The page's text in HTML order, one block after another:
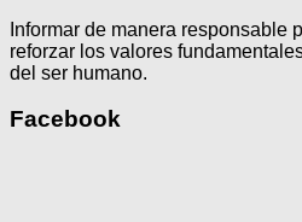
Informar de manera responsable
reforzar los valores
del ser humano.
Facebook